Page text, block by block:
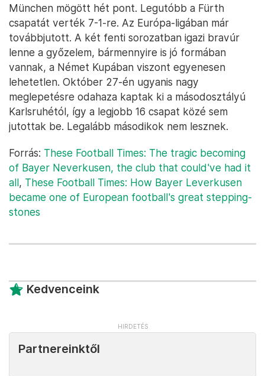
München mögött hét pont. Legutóbb a Fürth
csapatát verték 7-1-re. Az Európa-ligában már
továbbjutott. A két fenti sorozatban igazi bravúr
lenne a győzelem, bármennyire is jó formában
vannak, a Német Kupában viszont egyenesen
lehetetlen. Október 27-én ugyanis nagy
meglepetésre odahaza kaptak ki a másodosztályú
Karlsruhétól, így a legjobb 16 csapat közé sem
jutottak be. Legalább másodikok nem lesznek.
Forrás: These Football Times: The tragic becoming
of Bayer Neverkusen, the club that could've had it
all, These Football Times: How Bayer Leverkusen
became one of European football's great stepping-
stones
Kedvenceink
Partnereinktől